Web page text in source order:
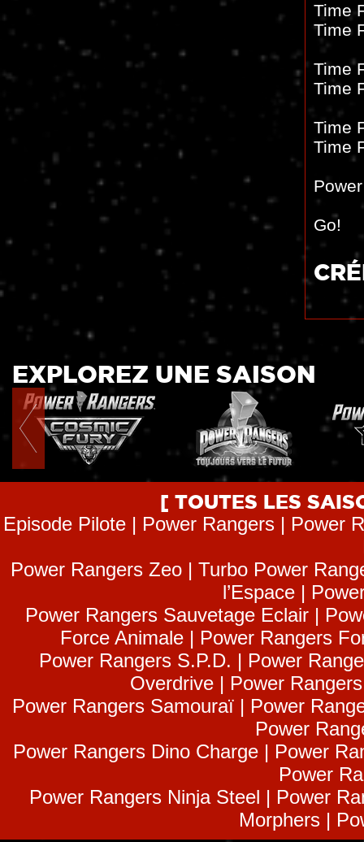
Time
Time
Time
Time
Time
Time
Go!
EXPLOREZ UNE SAISON
[ TOUTES LES
Episode Pilote | Power Rangers | Power
Power Rangers Zeo | Turbo Power
l’Espace |
Power Rangers Sauvetage Eclair |
Force Animale | Power Rangers
Power Rangers S.P.D. | Power
Overdrive | Power
Power Rangers Samouraï | Power
Power
Power Rangers Dino Charge | Power
Power
Power Rangers Ninja Steel | Power
Morphers |